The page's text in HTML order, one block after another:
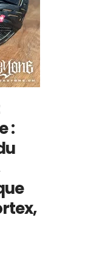
: